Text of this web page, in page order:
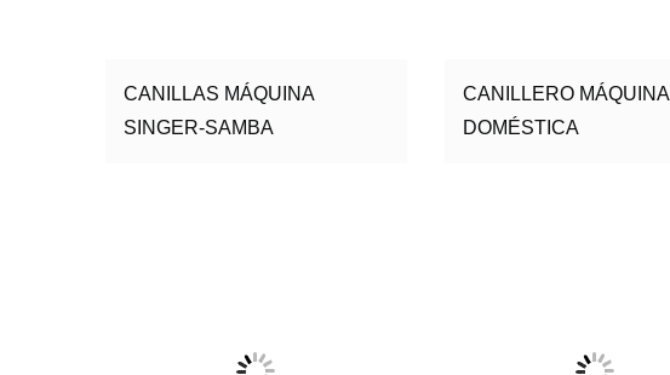
CANILLAS MÁQUINA
SINGER-SAMBA
CANILLERO MÁQUINA
DOMÉSTICA